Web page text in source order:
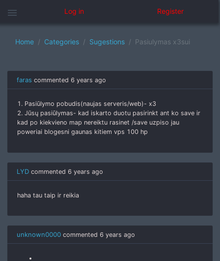
menu Log in Register
Home Categories Sugestions Pasiulymas x3sui
faras commented 6 years ago
1. Pasiūlymo pobudis(naujas serveris/web)- x3
2. Jūsų pasiūlymas- kad iskarto duotu pasirinkt ant ko save ir
kad po kiekvieno map nereiktu rasinet /save uzpiso jau
poweriai blogesni gaunas kitiem vps 100 hp
LYD commented 6 years ago
haha tau taip ir reikia
unknown0000 commented 6 years ago